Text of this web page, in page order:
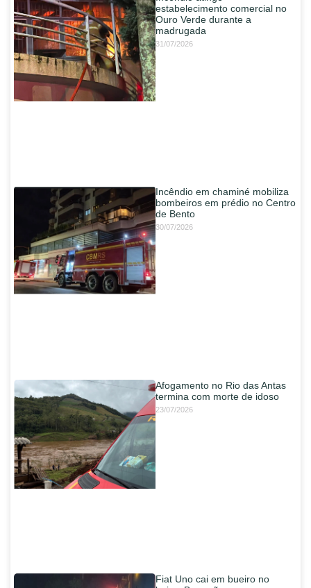
estabelecimento comercial no
Ouro Verde durante a
madrugada
31/07/2026
Incêndio em chaminé mobiliza
bombeiros em prédio no Centro
de Bento
30/07/2026
Afogamento no Rio das Antas
termina com morte de idoso
23/07/2026
Fiat Uno cai em bueiro no